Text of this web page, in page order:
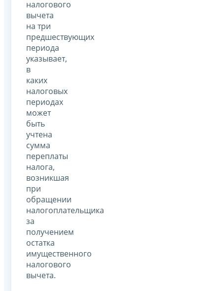
налогового
вычета
на три
предшествующих
периода
указывает,
в
каких
налоговых
периодах
может
быть
учтена
сумма
переплаты
налога,
возникшая
при
обращении
налогоплательщика
за
получением
остатка
имущественного
налогового
вычета.